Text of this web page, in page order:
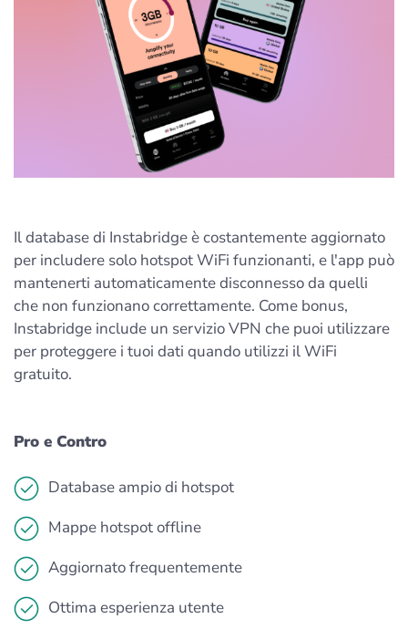
Il database di Instabridge è costantemente aggiornato
per includere solo hotspot WiFi funzionanti, e l'app può
mantenerti automaticamente disconnesso da quelli
che non funzionano correttamente. Come bonus,
Instabridge include un servizio VPN che puoi utilizzare
per proteggere i tuoi dati quando utilizzi il WiFi
gratuito.
Pro e Contro
Database ampio di hotspot
Mappe hotspot offline
Aggiornato frequentemente
Ottima esperienza utente